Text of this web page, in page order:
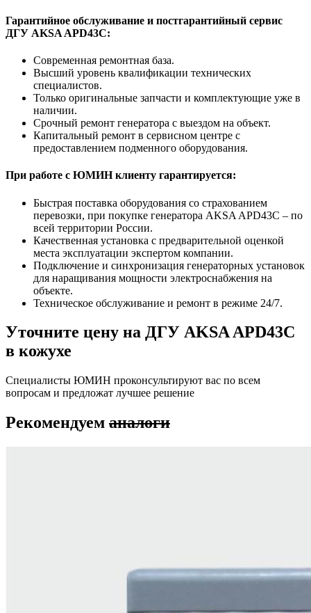
Гарантийное обслуживание и постгарантийный сервис
ДГУ AKSA APD43C:
Современная ремонтная база.
Высший уровень квалификации технических
специалистов.
Только оригинальные запчасти и комплектующие уже в
наличии.
Срочный ремонт генератора с выездом на объект.
Капитальный ремонт в сервисном центре с
предоставлением подменного оборудования.
При работе с ЮМИН клиенту гарантируется:
Быстрая поставка оборудования со страхованием
перевозки, при покупке генератора AKSA APD43C – по
всей территории России.
Качественная установка с предварительной оценкой
места эксплуатации экспертом компании.
Подключение и синхронизация генераторных установок
для наращивания мощности электроснабжения на
объекте.
Техническое обслуживание и ремонт в режиме 24/7.
Уточните цену на ДГУ AKSA APD43C
в кожухе
Специалисты ЮМИН проконсультируют вас по всем
вопросам и предложат лучшее решение
Рекомендуем аналоги